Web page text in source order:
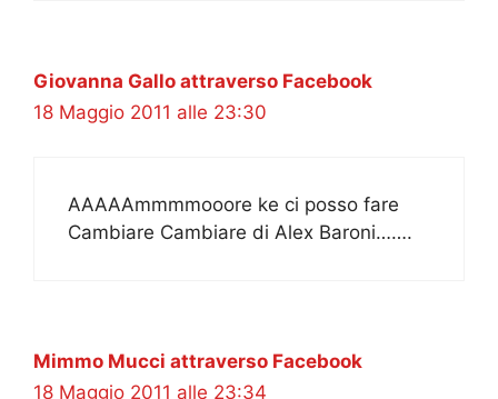
Giovanna Gallo attraverso Facebook
18 Maggio 2011 alle 23:30
AAAAAmmmmooore ke ci posso fare
Cambiare Cambiare di Alex Baroni…….
Mimmo Mucci attraverso Facebook
18 Maggio 2011 alle 23:34